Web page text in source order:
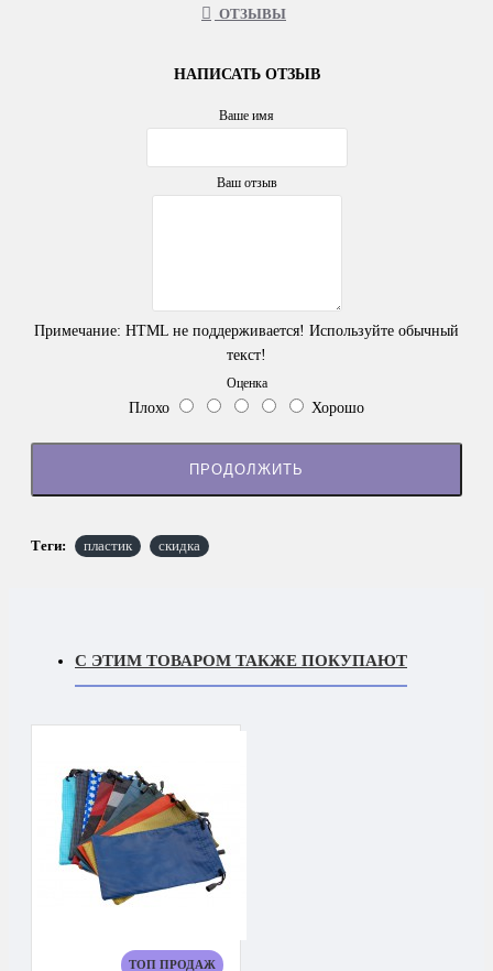
ОТЗЫВЫ
НАПИСАТЬ ОТЗЫВ
Ваше имя
Ваш отзыв
Примечание: HTML не поддерживается! Используйте обычный
текст!
Оценка
Плохо Хорошо
ПРОДОЛЖИТЬ
Теги: пластик скидка
С ЭТИМ ТОВАРОМ ТАКЖЕ ПОКУПАЮТ
ТОП ПРОДАЖ